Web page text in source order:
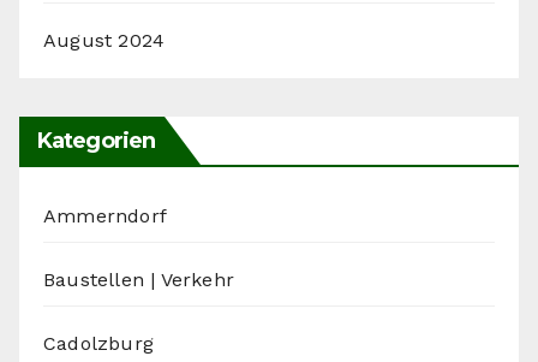
August 2024
Kategorien
Ammerndorf
Baustellen | Verkehr
Cadolzburg